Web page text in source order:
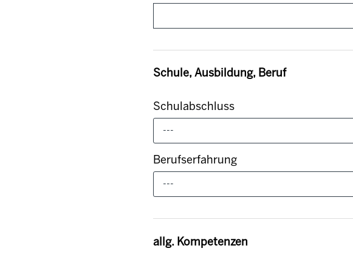
Schule, Ausbildung, Beruf
Schulabschluss
---
Berufserfahrung
---
allg. Kompetenzen